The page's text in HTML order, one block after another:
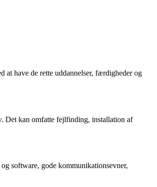
have de rette uddannelser, færdigheder og
Det kan omfatte fejlfinding, installation af
software, gode kommunikationsevner,